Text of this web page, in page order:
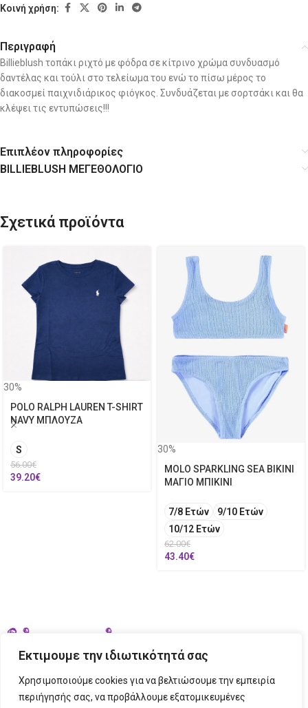
Εκτιμουμε την ιδιωτικότητά σας
Χρησιμοποιούμε cookies για να βελτιώσουμε την εμπειρία
περιήγησής σας, να προβάλλουμε εξατομικευμένες
Κοινή χρήση:
Περιγραφή
Billieblush τοπάκι ριχτό με φόδρα σε κίτρινο χρώμα συνδυασμό
δαντέλας και τούλι στο τελείωμα του ενώ το πίσω μέρος το
διακοσμεί παιχνιδιάρικος φιόγκος. Συνδυάζεται με σορτσάκι και θα
κλέψει τις εντυπώσεις!!!
Επιπλέον πληροφορίες
BILLIEBLUSH ΜΕΓΕΘΟΛΟΓΙΟ
Σχετικά προϊόντα
30%
POLO RALPH LAUREN T-SHIRT
NAVY ΜΠΛΟΥΖΑ
S
56.00€
39.20€
30%
MOLO SPARKLING SEA BIKINI
ΜΑΓΙΟ ΜΠΙΚΙΝΙ
7/8 Ετών
9/10 Ετών
10/12 Ετών
62.00€
43.40€